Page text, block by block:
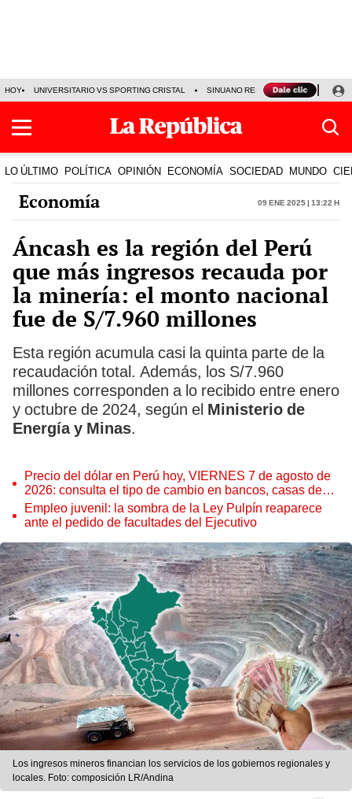
HOY UNIVERSITARIO VS SPORTING CRISTAL SINUANO RESULTADOS HOY
LO ÚLTIMO POLÍTICA OPINIÓN ECONOMÍA SOCIEDAD MUNDO
Economía 09 Ene 2025 | 13:22 h
Áncash es la región del Perú
que más ingresos recauda por
la minería: el monto nacional
fue de S/7.960 millones
Esta región acumula casi la quinta parte de la
recaudación total. Además, los S/7.960
millones corresponden a lo recibido entre enero
y octubre de 2024, según el Ministerio de
Energía y Minas.
Precio del dólar en Perú hoy, VIERNES 7 de agosto de
2026: consulta el tipo de cambio en bancos, casas de
cambio y plataformas digitales
Empleo juvenil: la sombra de la Ley Pulpín reaparece
ante el pedido de facultades del Ejecutivo
Los ingresos mineros financian los servicios de los gobiernos regionales y
locales. Foto: composición LR/Andina